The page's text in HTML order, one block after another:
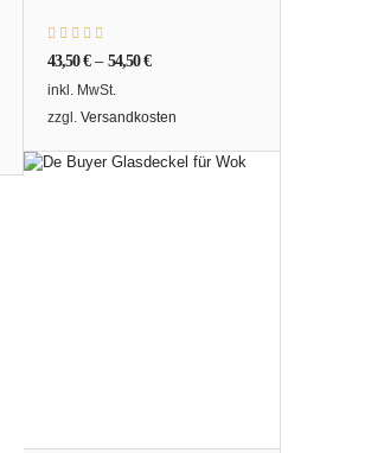
43,50€– 54,50€
inkl. MwSt.
zzgl. Versandkosten